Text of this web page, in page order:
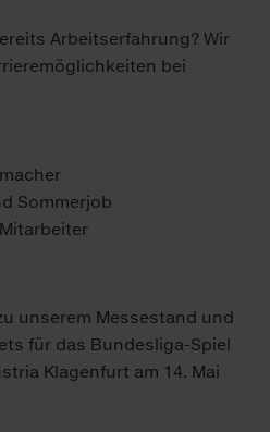
Arbeitserfahrung? Wir
bei
Sommerjob
unserem Messestand und
für das Bundesliga-Spiel
Klagenfurt am 14. Mai